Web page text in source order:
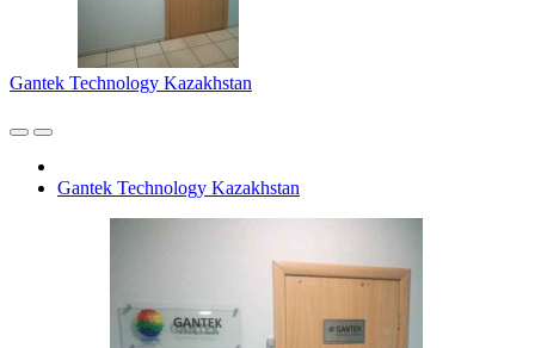
Gantek Technology Kazakhstan
Gantek Technology Kazakhstan